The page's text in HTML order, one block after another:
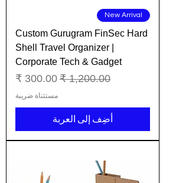
New Arrival
Custom Gurugram FinSec Hard
Shell Travel Organizer |
Corporate Tech & Gadget
سعر عادي سعر البيع
مستثناة ضريبة
أضِف إلى العربة